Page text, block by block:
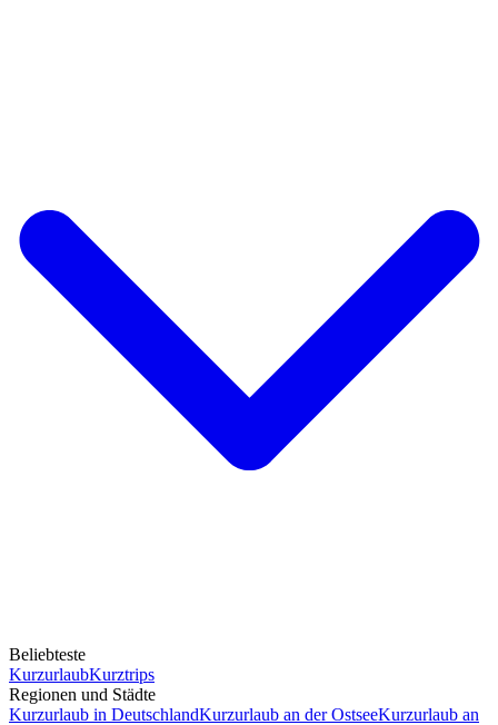
Beliebteste
KurzurlaubKurztrips
Regionen und Städte
Kurzurlaub in DeutschlandKurzurlaub an der OstseeKurzurlaub an